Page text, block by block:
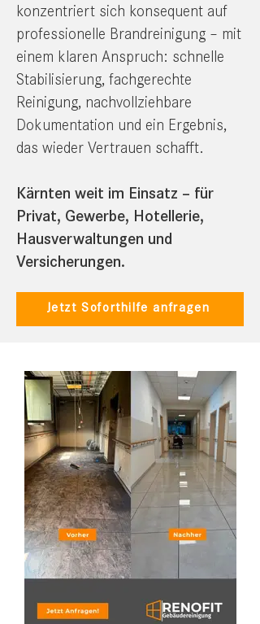
konzentriert sich konsequent auf
professionelle Brandreinigung – mit
einem klaren Anspruch: schnelle
Stabilisierung, fachgerechte
Reinigung, nachvollziehbare
Dokumentation und ein Ergebnis,
das wieder Vertrauen schafft.
Kärnten weit im Einsatz – für
Privat, Gewerbe, Hotellerie,
Hausverwaltungen und
Versicherungen.
Jetzt Soforthilfe anfragen